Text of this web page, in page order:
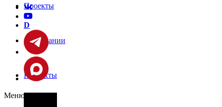
Проекты
О компании
Контакты
D
Меню